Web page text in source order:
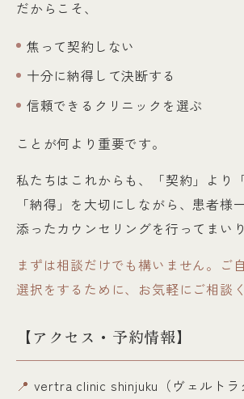
だからこそ、
焦って契約しない
十分に納得して決断する
信頼できるクリニックを選ぶ
ことが何より重要です。
私たちはこれからも、「契約」より
「納得」を大切にしながら、患者様
添ったカウンセリングを行ってまいり
まずは相談だけでも構いません。ご
選択をするために、お気軽にご相談
【アクセス・予約情報】
📍 vertra clinic shinjuku（ヴェルトラ